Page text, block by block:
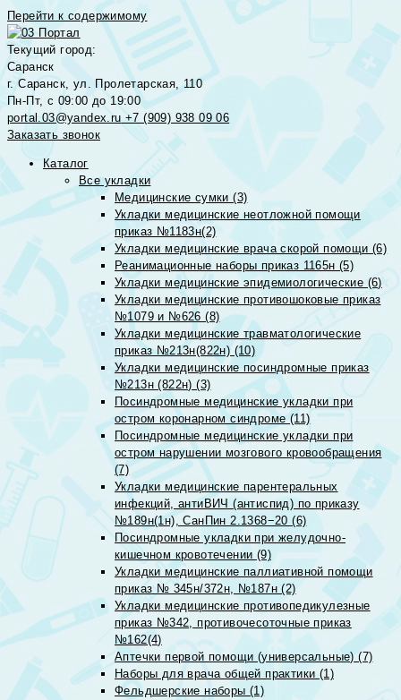
Перейти к содержимому
Текущий город:
Саранск
г. Саранск, ул. Пролетарская, 110
Пн-Пт, с 09:00 до 19:00
portal.03@yandex.ru +7 (909) 938 09 06
Заказать звонок
Каталог
Все укладки
Медицинские сумки (3)
Укладки медицинские неотложной помощи
приказ №1183н(2)
Укладки медицинские врача скорой помощи (6)
Реанимационные наборы приказ 1165н (5)
Укладки медицинские эпидемиологические (6)
Укладки медицинские противошоковые приказ
№1079 и №626 (8)
Укладки медицинские травматологические
приказ №213н(822н) (10)
Укладки медицинские посиндромные приказ
№213н (822н) (3)
Посиндромные медицинские укладки при
остром коронарном синдроме (11)
Посиндромные медицинские укладки при
остром нарушении мозгового кровообращения
(7)
Укладки медицинские парентеральных
инфекций, антиВИЧ (антиспид) по приказу
№189н(1н), СанПин 2.1368−20 (6)
Посиндромные укладки при желудочно-
кишечном кровотечении (9)
Укладки медицинские паллиативной помощи
приказ № 345н/372н, №187н (2)
Укладки медицинские противопедикулезные
приказ №342, противочесоточные приказ
№162(4)
Аптечки первой помощи (универсальные) (7)
Наборы для врача общей практики (1)
Фельдшерские наборы (1)